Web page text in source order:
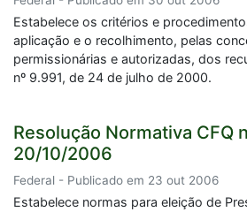
Estabelece os critérios e
aplicação e o recolhimento, pelas
permissionárias e autorizadas, dos
nº 9.991, de 24 de julho de 2000.
Resolução Normativa CFQ
20/10/2006
Federal - Publicado em 23 out 2006
Estabelece normas para eleição de